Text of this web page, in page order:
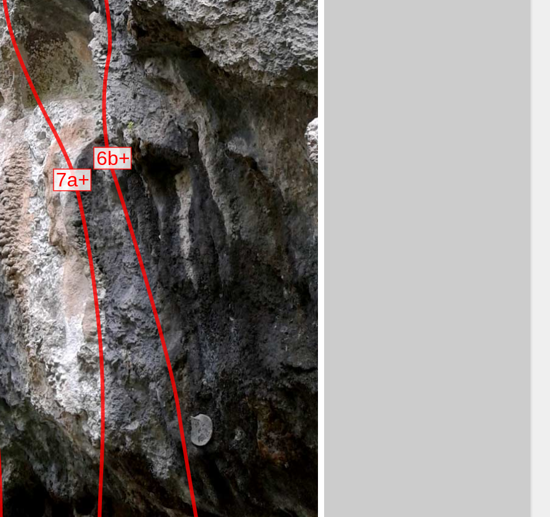
6b+
7a+